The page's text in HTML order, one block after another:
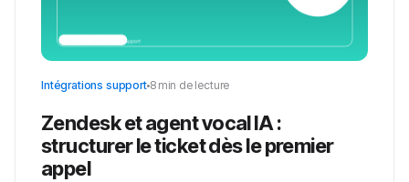
Intégrations support 8 min de lecture
Zendesk et agent vocal IA :
structurer le ticket dès le premier
appel